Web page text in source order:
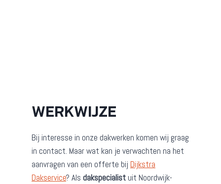
WERKWIJZE
Bij interesse in onze dakwerken komen wij graag
in contact. Maar wat kan je verwachten na het
aanvragen van een offerte bij Dijkstra
Dakservice? Als dakspecialist uit Noordwijk-